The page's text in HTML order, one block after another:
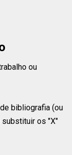
ou
bibliografia (ou
os "X"